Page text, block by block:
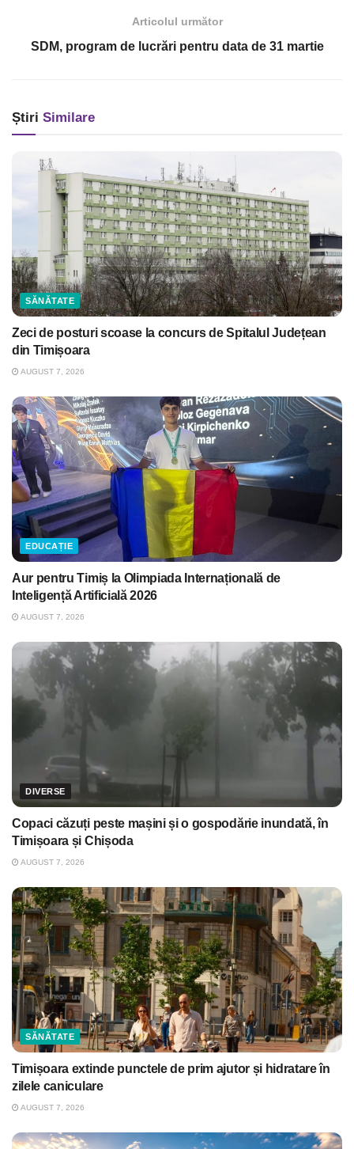
Articolul următor
SDM, program de lucrări pentru data de 31 martie
Știri Similare
SĂNĂTATE
Zeci de posturi scoase la concurs de Spitalul Județean
din Timișoara
AUGUST 7, 2026
EDUCAȚIE
Aur pentru Timiș la Olimpiada Internațională de
Inteligență Artificială 2026
AUGUST 7, 2026
DIVERSE
Copaci căzuți peste mașini și o gospodărie inundată, în
Timișoara și Chișoda
AUGUST 7, 2026
SĂNĂTATE
Timișoara extinde punctele de prim ajutor și hidratare în
zilele caniculare
AUGUST 7, 2026